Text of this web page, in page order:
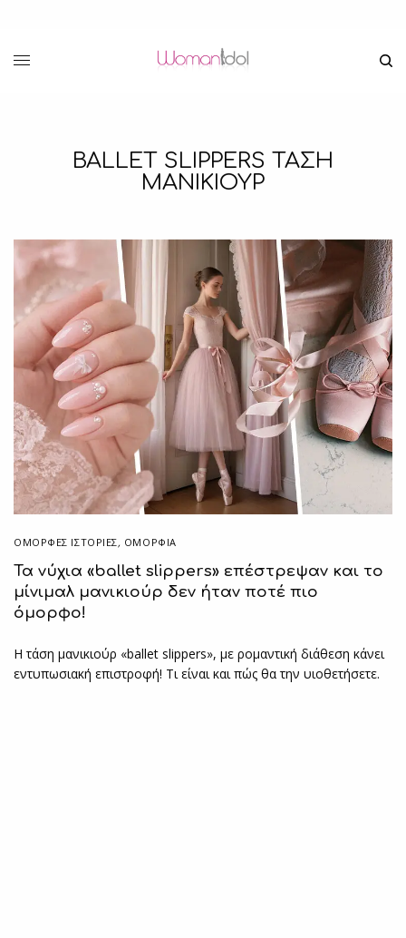
BALLET SLIPPERS TAΣΗ
ΜΑΝΙΚΙΟΥΡ
ΌΜΟΡΦΕΣ ΙΣΤΟΡΊΕΣ, ΟΜΟΡΦΙΑ
Τα νύχια «ballet slippers» επέστρεψαν και το
μίνιμαλ μανικιούρ δεν ήταν ποτέ πιο
όμορφο!
Η τάση μανικιούρ «ballet slippers», με ρομαντική διάθεση κάνει
εντυπωσιακή επιστροφή! Τι είναι και πώς θα την υιοθετήσετε.